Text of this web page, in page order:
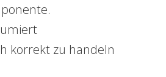
korrekt zu handeln